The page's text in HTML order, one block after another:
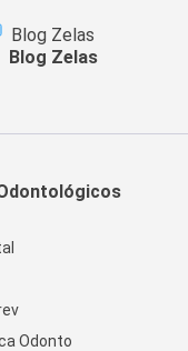
Blog Zelas
Blog Zelas
Odonto